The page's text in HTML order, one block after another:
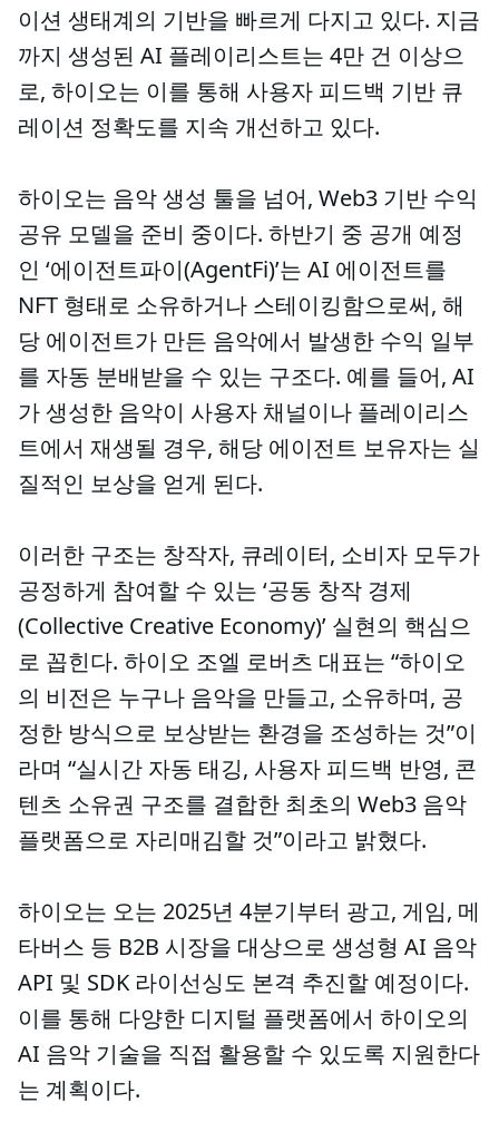
이션 생태계의 기반을 빠르게 다지고 있다. 지금
까지 생성된 AI 플레이리스트는 4만 건 이상으
로, 하이오는 이를 통해 사용자 피드백 기반 큐
레이션 정확도를 지속 개선하고 있다.
하이오는 음악 생성 툴을 넘어, Web3 기반 수익
공유 모델을 준비 중이다. 하반기 중 공개 예정
인 ‘에이전트파이(AgentFi)’는 AI 에이전트를
NFT 형태로 소유하거나 스테이킹함으로써, 해
당 에이전트가 만든 음악에서 발생한 수익 일부
를 자동 분배받을 수 있는 구조다. 예를 들어, AI
가 생성한 음악이 사용자 채널이나 플레이리스
트에서 재생될 경우, 해당 에이전트 보유자는 실
질적인 보상을 얻게 된다.
이러한 구조는 창작자, 큐레이터, 소비자 모두가
공정하게 참여할 수 있는 ‘공동 창작 경제
(Collective Creative Economy)’ 실현의 핵심으
로 꼽힌다. 하이오 조엘 로버츠 대표는 “하이오
의 비전은 누구나 음악을 만들고, 소유하며, 공
정한 방식으로 보상받는 환경을 조성하는 것”이
라며 “실시간 자동 태깅, 사용자 피드백 반영, 콘
텐츠 소유권 구조를 결합한 최초의 Web3 음악
플랫폼으로 자리매김할 것”이라고 밝혔다.
하이오는 오는 2025년 4분기부터 광고, 게임, 메
타버스 등 B2B 시장을 대상으로 생성형 AI 음악
API 및 SDK 라이선싱도 본격 추진할 예정이다.
이를 통해 다양한 디지털 플랫폼에서 하이오의
AI 음악 기술을 직접 활용할 수 있도록 지원한다
는 계획이다.